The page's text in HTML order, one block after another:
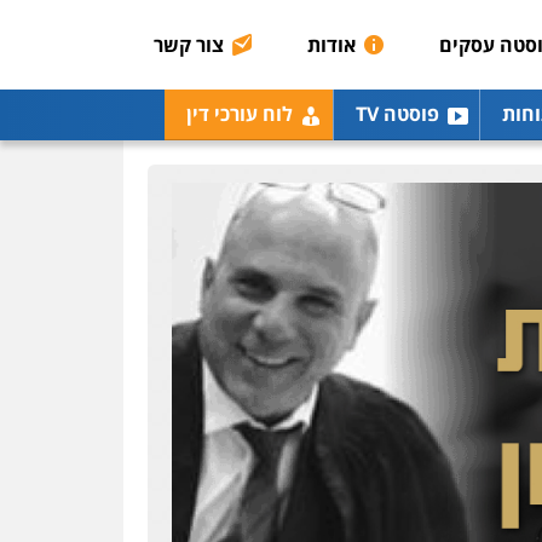
עסקים אודות צור קשר
פוסטה TV לוח עורכי דין
מנשה, אלמוג – עורכי דין
פלילי עבירות תנועה
צווארון לבן תעבורה עורכי
דין לענייני אסירים מעצרים
0546470989
עו"ד אבי כהן
פלילי פשיעה חמורה
קטינים אלימות סמים
עבירות מין
0523647066
ויקי שמואל – משרד עו"ד
משפט פלילי
0528959600